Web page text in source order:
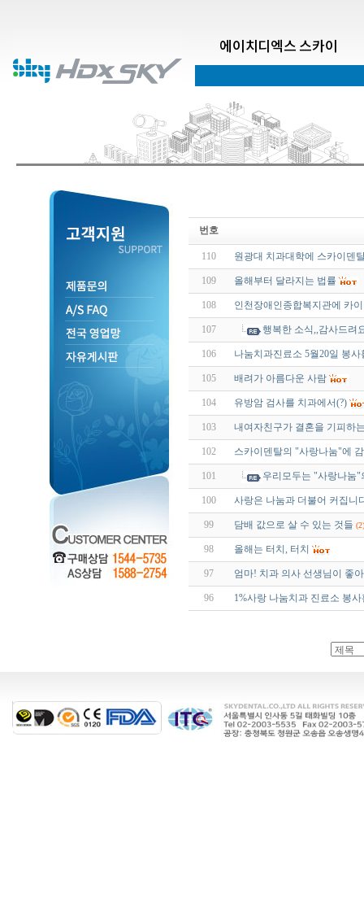
에이치디엑스 스카이
번호
110 원광대 치과대학에 스카이덴
109 올해부터 달라지는 법률
108 인천장애인종합복지관에 카
107 행복한 소식,,감사드려
106 나눔치과진료소 5월20일 봉사
105 배려가 아름다운 사람
104 유방암 검사를 치과에서(?)
103 내여자친구가 결혼을 기피하
102 스카이덴탈의 "사랑나눔"에
101 우리모두는 "사랑나눔"
100 사랑은 나눔과 더불어 커집니
99 담배 값으로 살 수 있는 것들 (2)
98 올해는 터치, 터치
97 엄마! 치과 의사 선생님이 좋
96 1%사랑 나눔치과 진료소 봉사